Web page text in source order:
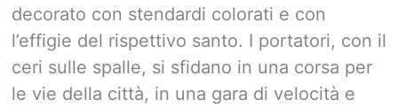
decorato con stendardi colorati e con
l’effigie del rispettivo santo. I portatori, con il
ceri sulle spalle, si sfidano in una corsa per
le vie della città, in una gara di velocità e